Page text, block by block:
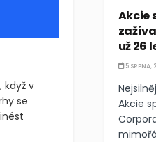
, když v
se
Akcie
už 26
5 SRPNA,
Akcie